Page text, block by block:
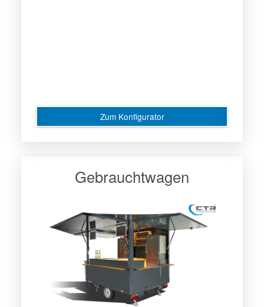
Zum Konfigurator
Gebrauchtwagen